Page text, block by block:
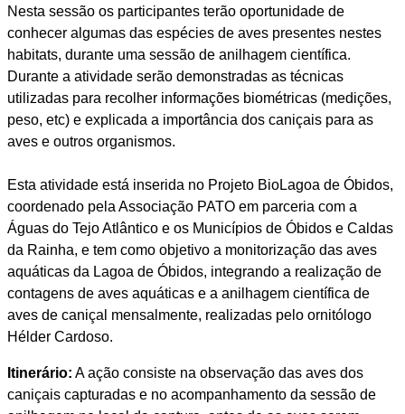
Nesta sessão os participantes terão oportunidade de
conhecer algumas das espécies de aves presentes nestes
habitats, durante uma sessão de anilhagem científica.
Durante a atividade serão demonstradas as técnicas
utilizadas para recolher informações biométricas (medições,
peso, etc) e explicada a importância dos caniçais para as
aves e outros organismos.
Esta atividade está inserida no Projeto BioLagoa de Óbidos,
coordenado pela Associação PATO em parceria com a
Águas do Tejo Atlântico e os Municípios de Óbidos e Caldas
da Rainha, e tem como objetivo a monitorização das aves
aquáticas da Lagoa de Óbidos, integrando a realização de
contagens de aves aquáticas e a anilhagem científica de
aves de caniçal mensalmente, realizadas pelo ornitólogo
Hélder Cardoso.
Itinerário: A ação consiste na observação das aves dos
caniçais capturadas e no acompanhamento da sessão de